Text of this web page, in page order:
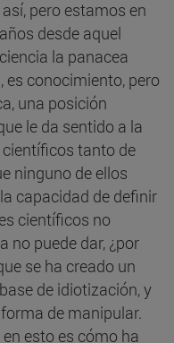
pero estamos en
desde aquel
la panacea
es conocimiento, pero
una posición
le da sentido a la
tanto de
ninguno de ellos
capacidad de definir
científicos no
no puede dar, ¿por
se ha creado un
de idiotización, y
de manipular.
esto es cómo ha